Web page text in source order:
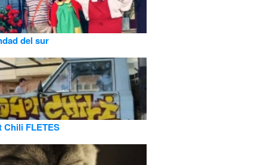
del sur
Chili FLETES